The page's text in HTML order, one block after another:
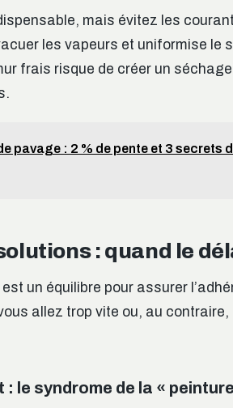
mais évitez les
les vapeurs et uniformise le
frais risque de créer un
pavage : 2 % de pente et 3 secrets
: quand le
un équilibre pour assurer
allez trop vite ou, au
le syndrome de la «